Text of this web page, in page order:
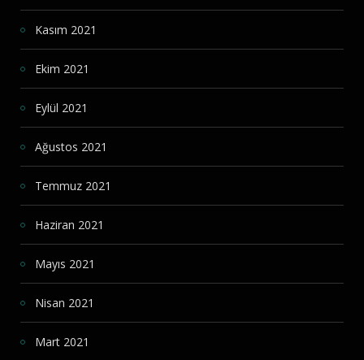
Kasım 2021
Ekim 2021
Eylül 2021
Ağustos 2021
Temmuz 2021
Haziran 2021
Mayıs 2021
Nisan 2021
Mart 2021